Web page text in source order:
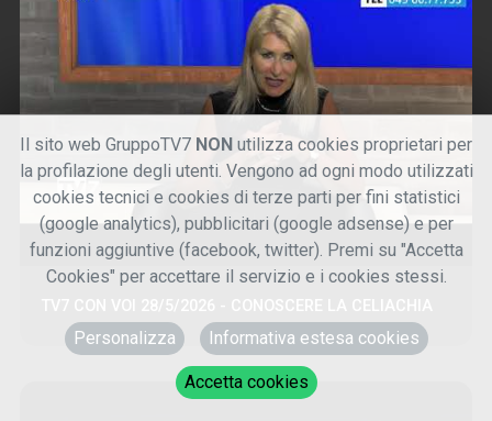
Il sito web GruppoTV7 NON utilizza cookies proprietari per
la profilazione degli utenti. Vengono ad ogni modo utilizzati
cookies tecnici e cookies di terze parti per fini statistici
(google analytics), pubblicitari (google adsense) e per
funzioni aggiuntive (facebook, twitter). Premi su "Accetta
Cookies" per accettare il servizio e i cookies stessi.
Personalizza Informativa estesa cookies
Accetta cookies